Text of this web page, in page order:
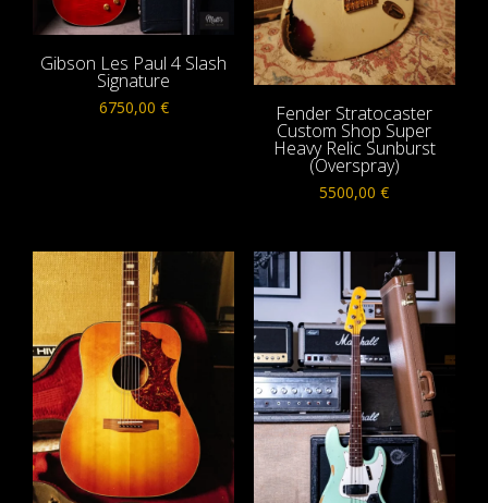
Gibson Les Paul 4 Slash
Signature
6750,00 € Fender Stratocaster
Custom Shop Super
Heavy Relic Sunburst
(Overspray)
5500,00€